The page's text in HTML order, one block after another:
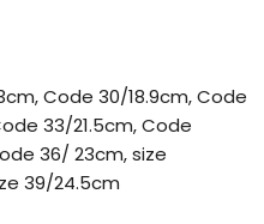
Code 30/18.9cm, Code
33/21.5cm, Code
36/ 23cm, size
39/24.5cm